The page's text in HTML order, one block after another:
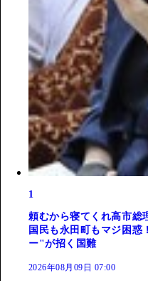
1
頼むから寝てくれ高市
国民も永田町もマジ困
ー"が招く国難
2026年08月09日 07:00